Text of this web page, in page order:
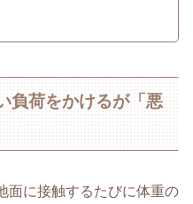
負荷をかけるが「悪
面に接触するたびに体重の